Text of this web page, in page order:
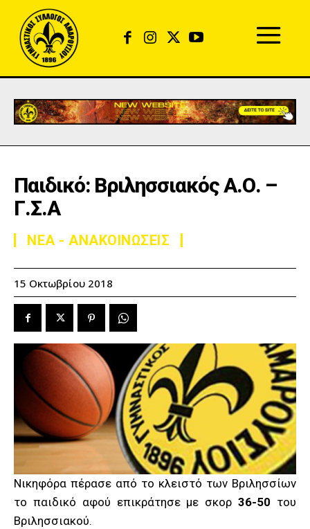
Παιδικό: Βριλησσιακός Α.Ο. –
Γ.Σ.Α
ΝΕΑ - ΑΝΑΚΟΙΝΩΣΕΙΣ
15 Οκτωβρίου 2018
Νικηφόρα πέρασε από το κλειστό των Βριλησσίων
το παιδικό αφού επικράτησε με σκορ36-50 του
Βριλησσιακού.